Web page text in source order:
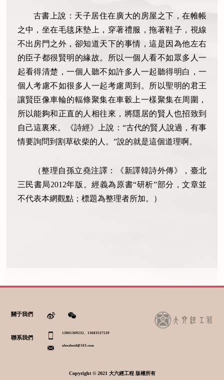
古書上說：天子居住在廣大的房屋之下，在帷帳
之中，坐在毛毯床墊上，穿著禮服，拖著鞋子，視線
不出房門之外，卻知道天下的事情，這是因為他左右
的臣子都很賢明的緣故。所以一個人看不如眾多人一
起看得清楚，一個人聽不如許多人一起聽得明白，一
個人考慮不如很多人一起考慮周到。所以聖明的君王
讓賢臣像車輪的輻條聚集在車轂上一樣聚集在周圍，
所以能夠和正直的人相往來，將隱居的賢人也招致到
自己這裏來。《詩經》上說：“古代的賢人說過，有事
情要詢問到割草砍柴的人。”說的就是這個道理啊。
（整理自孫立堯注譯：《新譯韓詩外傳》，臺北
三民書局2012年版。經義為原書“研析”部分，文章並
不代表本網觀點；標題為整理者所加。）
關于我們
聯系我們
13801309232、13683537539
alexzhaid@163.com
Copyright © 2021 大六經工程 版權所有